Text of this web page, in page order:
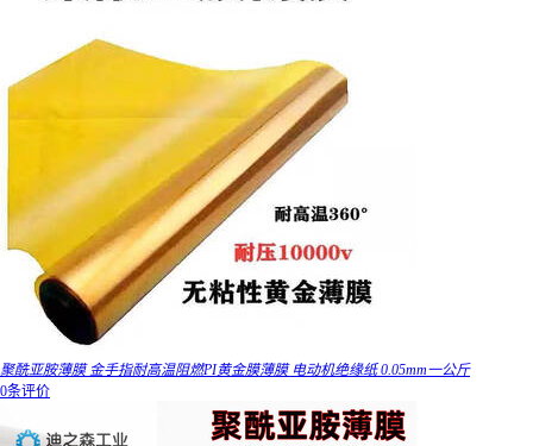
聚酰亚胺薄膜 金手指耐高温阻燃PI黄金膜薄膜 电动机绝缘纸 0.05mm一公斤
0条评价